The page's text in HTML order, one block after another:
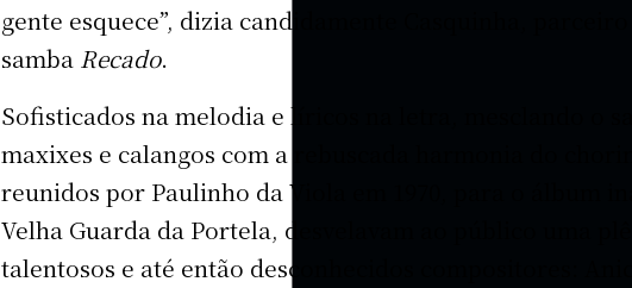
gente esquece”, dizia candidamente Casquinha, parceiro
samba Recado.
Sofisticados na melodia e líricos na letra, mesclando o
maxixes e calangos com a rebuscada harmonia do
reunidos por Paulinho da Viola em 1970, para o álbum
Velha Guarda da Portela, desvelavam ao público uma
talentosos e até então desconhecidos compositores: